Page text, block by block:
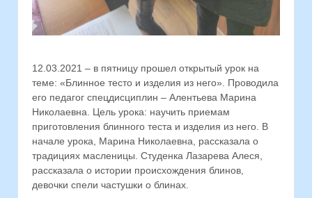
12.03.2021 – в пятницу прошел открытый урок на
теме: «Блинное тесто и изделия из него». Проводила
его педагог спецдисциплин – Алентьева Марина
Николаевна. Цель урока: научить приемам
приготовления блинного теста и изделия из него. В
начале урока, Марина Николаевна, рассказала о
традициях масленицы. Студенка Лазарева Алеся,
рассказала о истории происхождения блинов,
девочки спели частушки о блинах.